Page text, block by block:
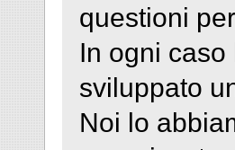
questioni
In ogni
sviluppato
Noi lo